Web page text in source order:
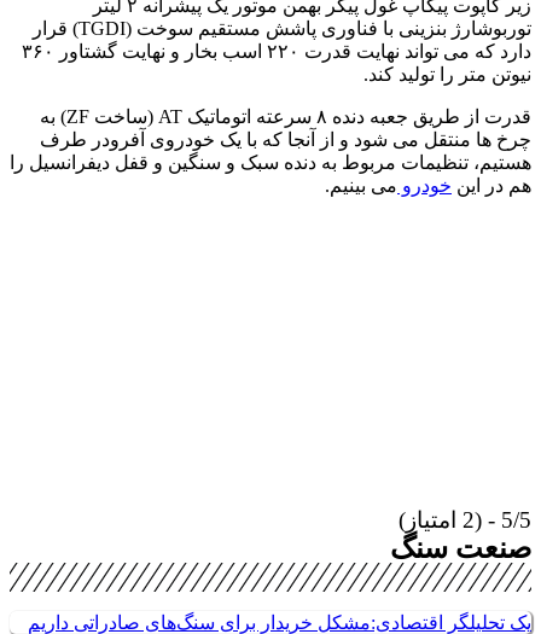
زیر کاپوت پیکاپ غول پیکر بهمن موتور یک پیشرانه ۲ لیتر
توربوشارژ بنزینی با فناوری پاشش مستقیم سوخت (TGDI) قرار
دارد که می تواند نهایت قدرت ۲۲۰ اسب بخار و نهایت گشتاور ۳۶۰
متر را تولید کند.
قدرت از طریق جعبه دنده ۸ سرعته اتوماتیک AT (ساخت ZF) به
ها منتقل می شود و از آنجا که با یک خودروی آفرودر طرف
تنظیمات مربوط به دنده سبک و سنگین و قفل دیفرانسیل را
در اینخودرو می بینیم.
امتیاز)
سنگ
تحلیلگر اقتصادی:مشکل خریدار برای سنگ‌های صادراتی داریم